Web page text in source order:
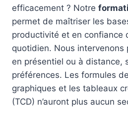
efficacement ? Notre
permet de maîtriser les
productivité et en confiance
quotidien. Nous intervenons
en présentiel ou à distance,
préférences. Les formules
graphiques et les tableaux
(TCD) n’auront plus aucun